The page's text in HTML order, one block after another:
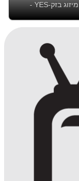
המסמך המלא של הנימוקים לשינוי תנאי מיזוג בזק-YES -